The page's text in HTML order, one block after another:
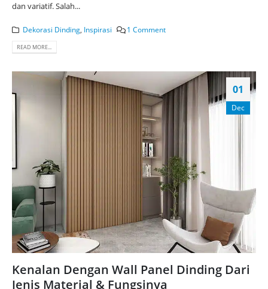
dan variatif. Salah...
Dekorasi Dinding, Inspirasi 1 Comment
READ MORE...
01
Dec
Kenalan Dengan Wall Panel Dinding Dari
Jenis Material & Fungsinya